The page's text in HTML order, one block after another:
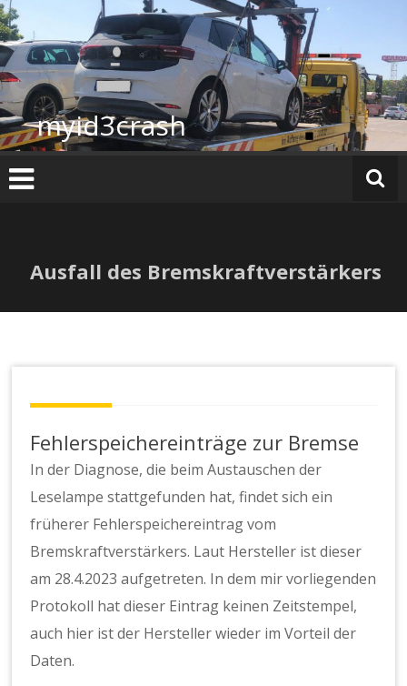
Zum
Inhalt
springen
myid3crash
Ausfall des Bremskraftverstärkers
Fehlerspeichereinträge zur Bremse
In der Diagnose, die beim Austauschen der
Leselampe stattgefunden hat, findet sich ein
früherer Fehlerspeichereintrag vom
Bremskraftverstärkers. Laut Hersteller ist dieser
am 28.4.2023 aufgetreten. In dem mir vorliegenden
Protokoll hat dieser Eintrag keinen Zeitstempel,
auch hier ist der Hersteller wieder im Vorteil der
Daten.